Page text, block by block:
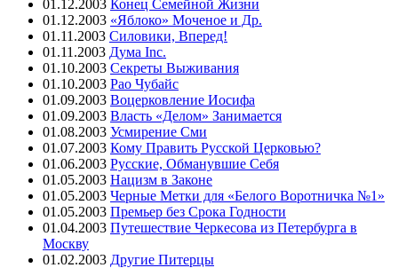
01.12.2003 Конец Семейной Жизни
01.12.2003 «Яблоко» Моченое и Др.
01.11.2003 Силовики, Вперед!
01.11.2003 Дума Inc.
01.10.2003 Секреты Выживания
01.10.2003 Рао Чубайс
01.09.2003 Воцерковление Иосифа
01.09.2003 Власть «Делом» Занимается
01.08.2003 Усмирение Сми
01.07.2003 Кому Править Русской Церковью?
01.06.2003 Русские, Обманувшие Себя
01.05.2003 Нацизм в Законе
01.05.2003 Черные Метки для «Белого Воротничка №1»
01.05.2003 Премьер без Срока Годности
01.04.2003 Путешествие Черкесова из Петербурга в
Москву
01.02.2003 Другие Питерцы